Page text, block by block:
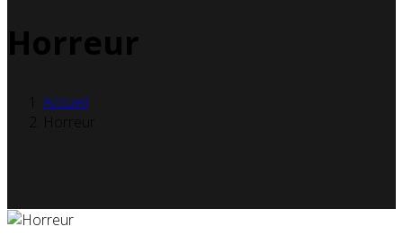
Horreur
Accueil